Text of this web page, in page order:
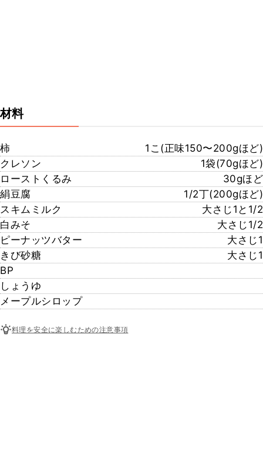
材料
柿
1こ(正味150〜200gほど)
クレソン
1袋(70gほど)
ローストくるみ
30gほど
絹豆腐
1/2丁(200gほど)
スキムミルク
大さじ1と1/2
白みそ
大さじ1/2
ピーナッツバター
大さじ1
きび砂糖
大さじ1
BP
しょうゆ
メープルシロップ
料理を安全に楽しむための注意事項